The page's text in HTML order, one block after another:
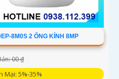
8M0S 2 ỐNG KÍNH 8MP
00 ₫
Mại: 5%-35%